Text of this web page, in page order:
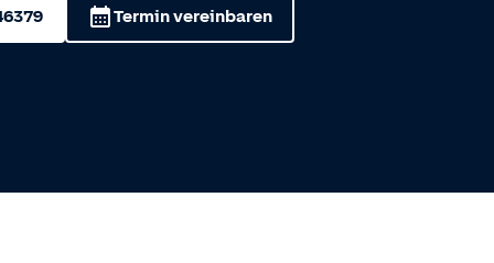
Termin vereinbaren